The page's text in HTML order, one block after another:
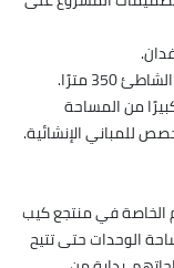
من المساحة
للمباني الإنشائية.
في منتجع كيب
الوحدات حتى تتيح